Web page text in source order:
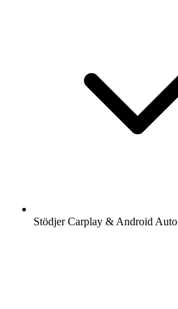
Stödjer Carplay & Android Auto